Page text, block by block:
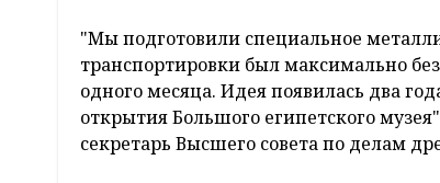
"Мы подготовили специальное
транспортировки был максимально
одного месяца. Идея появилась два
открытия Большого египетского
секретарь Высшего совета по делам